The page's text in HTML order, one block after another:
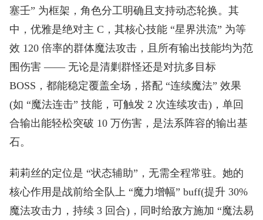
塞壬” 为框架，角色分工明确且支持动态轮换。其
中，优雅是绝对主 C，其核心技能 “星界洪流” 为等
效 120 倍率的群体魔法攻击，且所有输出技能均为范
围伤害 —— 无论是清剿群怪还是对抗多目标
BOSS，都能稳定覆盖全场，搭配 “连续魔法” 效果
(如 “魔法连击” 技能，可触发 2 次连续攻击)，单回
合输出能轻松突破 10 万伤害，是法系阵容的输出基
石。
莉莉丝的定位是 “状态辅助”，无需全程常驻。她的
核心作用是战前给全队上 “魔力增幅” buff(提升 30%
魔法攻击力，持续 3 回合)，同时给敌方施加 “魔法易